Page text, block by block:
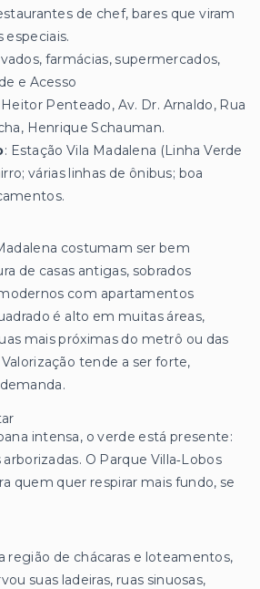
de chef, bares que viram
especiais.
farmácias, supermercados,
e Acesso
Heitor Penteado, Av. Dr. Arnaldo, Rua
Henrique Schauman.
: Estação Vila Madalena (Linha Verde
várias linhas de ônibus; boa
costumam ser bem
de casas antigas, sobrados
com apartamentos
é alto em muitas áreas,
mais próximas do metrô ou das
tende a ser forte,
intensa, o verde está presente:
O Parque Villa‑Lobos
quem quer respirar mais fundo, se
região de chácaras e loteamentos,
suas ladeiras, ruas sinuosas,